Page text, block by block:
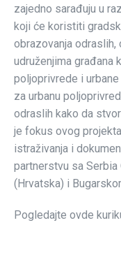
zajedno sarađuju u
koji će koristiti
obrazovanja
udruženjima građana
poljoprivrede i
za urbanu
odraslih kako da
je fokus ovog
istraživanja i
partnerstvu sa Serbia
(Hrvatska) i
Pogledajte ovde